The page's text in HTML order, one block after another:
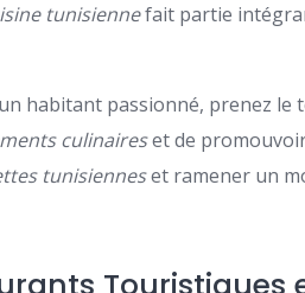
tunisiennefait partie
habitant passionné, prenez le
culinaireset de
tunisienneset ramener un